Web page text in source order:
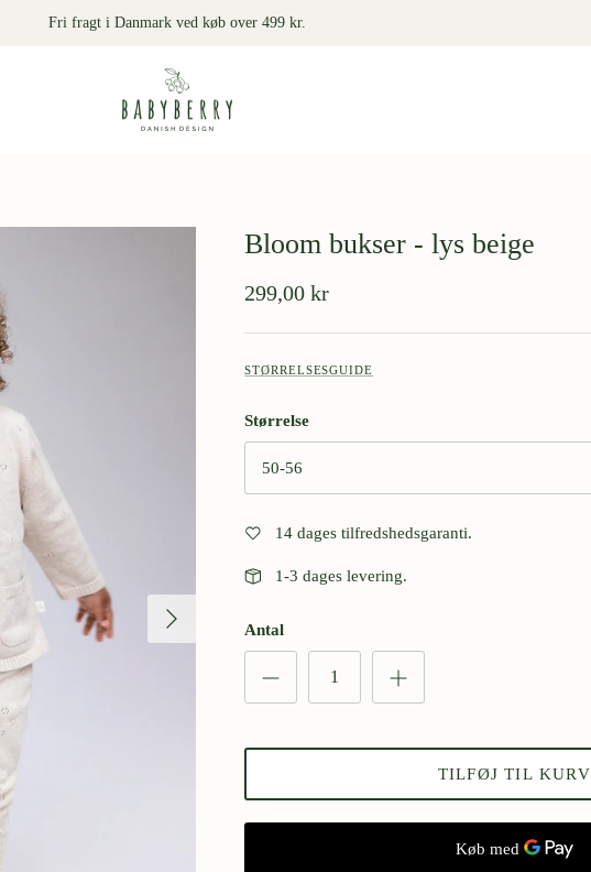
Fri fragt i Danmark ved køb over 499 kr.
Bloom bukser - lys beige
299,00 kr
STØRRELSESGUIDE
Størrelse
50-56
14 dages tilfredshedsgaranti.
1-3 dages levering.
Antal
TILFØJ TIL KURV